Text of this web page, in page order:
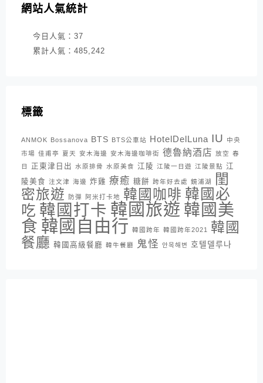
網站人氣統計
今日人氣： 37
累計人氣： 485,242
標籤
ANMOK Bossanova BTS BTS公車站 HotelDelLuna IU
中央
市場 佳甫亭 夏天 安木海邊 安木海邊咖啡街 德魯納酒店 放空 春
日
正東津日出 水原排骨 水原美食 江陵 江陵一日遊 江陵景點 江
陵美食 注文津 海邊 炸雞 療癒 糖餅 跨年好去處 鏡浦湖
閨
密旅遊
防彈 阿米打卡地 韓國咖啡 韓國必
吃 韓國打卡 韓國旅遊 韓國美
食 韓國自由行 韓國跨年 韓國跨年2021
韓國
餐廳 韓國高級餐廳 韓牛餐廳 鬼怪 안목해변 호텔델루나